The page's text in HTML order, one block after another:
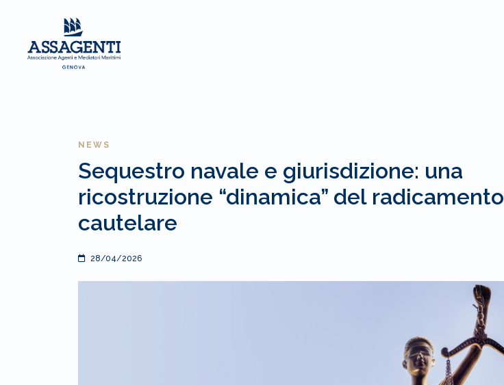
NEWS
Sequestro navale e giurisdizione: una
ricostruzione “dinamica” del radicamento
cautelare
28/04/2026